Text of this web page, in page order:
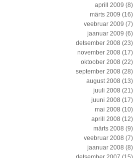
aprill 2009 (8)
märts 2009 (16)
veebruar 2009 (7)
jaanuar 2009 (6)
detsember 2008 (23)
november 2008 (17)
oktoober 2008 (22)
september 2008 (28)
august 2008 (13)
juuli 2008 (21)
juuni 2008 (17)
mai 2008 (10)
aprill 2008 (12)
märts 2008 (9)
veebruar 2008 (7)
jaanuar 2008 (8)